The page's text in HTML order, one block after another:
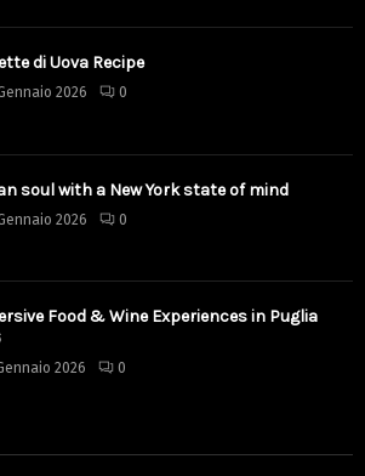
di Uova Recipe
2026 0
soul with a New York state of mind
2026 0
Food & Wine Experiences in Puglia
2026 0